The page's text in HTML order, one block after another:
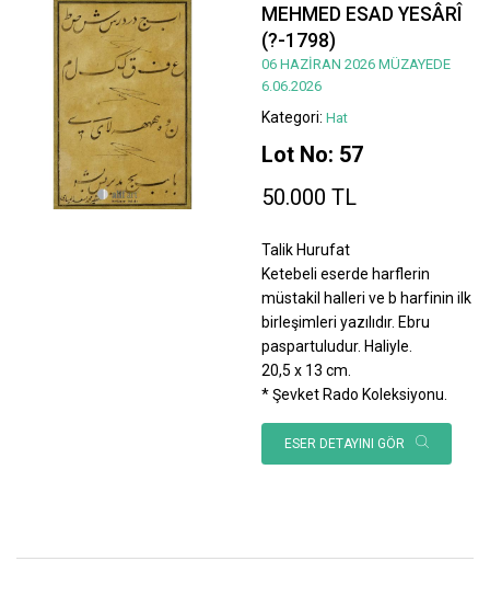
MEHMED ESAD YESÂRÎ
(?-1798)
06 HAZİRAN 2026 MÜZAYEDE
6.06.2026
Kategori: Hat
Lot No: 57
50.000 TL
Talik Hurufat
Ketebeli eserde harflerin
müstakil halleri ve b harfinin ilk
birleşimleri yazılıdır. Ebru
paspartuludur. Haliyle.
20,5 x 13 cm.
* Şevket Rado Koleksiyonu.
ESER DETAYINI GÖR